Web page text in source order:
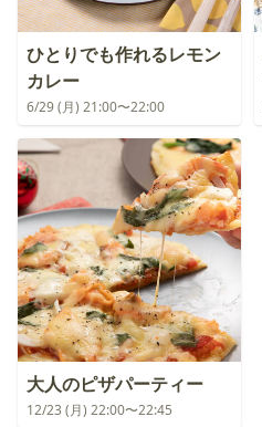
ひとりでも作れるレモン
カレー
6/29 (月) 21:00〜22:00
大人のピザパーティー
12/23 (月) 22:00〜22:45